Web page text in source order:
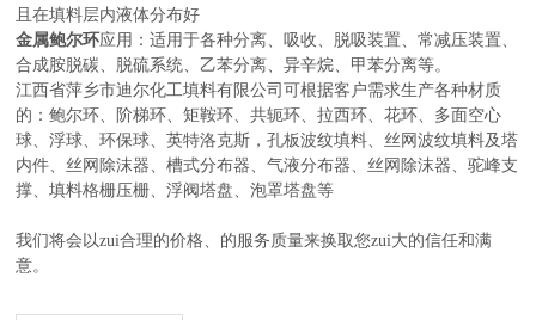
且在填料层内液体分布好
金属鲍尔环应用：适用于各种分离、吸收、脱吸装置、常减压装置、
合成胺脱碳、脱硫系统、乙苯分离、异辛烷、甲苯分离等。
江西省萍乡市迪尔化工填料有限公司可根据客户需求生产各种材质
的：鲍尔环、阶梯环、矩鞍环、共轭环、拉西环、花环、多面空心
球、浮球、环保球、英特洛克斯，孔板波纹填料、丝网波纹填料及塔
内件、丝网除沫器、槽式分布器、气液分布器、丝网除沫器、驼峰支
撑、填料格栅压栅、浮阀塔盘、泡罩塔盘等
我们将会以zui合理的价格、的服务质量来换取您zui大的信任和满
意。